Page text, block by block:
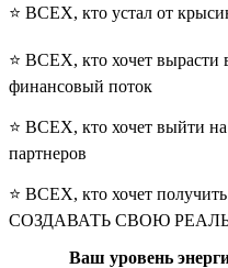
⭐️ ВСЕХ, кто устал от
⭐️ ВСЕХ, кто хочет вырасти
финансовый поток
⭐️ ВСЕХ, кто хочет выйти
партнеров
⭐️ ВСЕХ, кто хочет
СОЗДАВАТЬ СВОЮ
Ваш уровень